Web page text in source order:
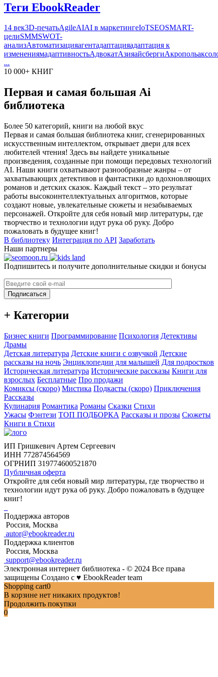
Теги EbookReader
14 век3D-печатьAgileAIAI в маркетингеIoTSEOSMART-
целиSMMSWOT-
анализАвтоматизацияагентадаптацияадаптация к
изменениямадаптивностьАдвокатАзияайсбергиАкрополь
...
10 000+ КНИГ
Первая и самая большая Ai
библиотека
Более 50 категорий, книги на любой вкус
Первая и самая большая библиотека книг, сгенерированных
искусственным интеллектом, открывает двери для всех
любителей чтения! Здесь вы найдете уникальные
произведения, созданные при помощи передовых технологий
AI. Наши книги охватывают разнообразные жанры – от
захватывающих детективов и фантастики до вдохновляющих
романов и детских сказок. Каждый текст – это результат
работы высокоинтеллектуальных алгоритмов, которые
создают новые, увлекательные сюжеты и незабываемых
персонажей. Откройте для себя новый мир литературы, где
творчество и технологии идут рука об руку. Добро
пожаловать в будущее книг!
В библиотеку Интеграция по API Заработать
Наши партнеры
Подпишитесь и получите дополнительные скидки и бонусы
Подписаться
+ Категории
Бизнес книги Программирование Психология Детективы
Драмы
Детская литература Детские книги с озвучкой Детские
рассказы на ночь Энциклопедии для малышей Для подростков
Историческая литература Исторические рассказы Книги для
взрослых Бесплатные Про продажи
Комиксы (скоро) Мистика Подкасты (скоро) Приключения
Рассказы
Кулинария Романтика Романы Сказки Стихи
Ужасы Фэнтези ТОП ПОДБОРКА Рассказы и прозы Сюжеты
Книги в Стихи
ИП Гришкевич Артем Сергеевич
ИНН 772874564569
ОГРНИП 319774600521870
Публичная оферта
Откройте для себя новый мир литературы, где творчество и
технологии идут рука об руку. Добро пожаловать в будущее
книг!
Поддержка авторов
Россия, Москва
autor@ebookreader.ru
Поддержка клиентов
Россия, Москва
support@ebookreader.ru
Электронная интернет библиотека - © 2024 Все права
защищены Создано с ♥ EbookReader team
Shopping cart0
В корзине нет никаких продуктов!
Продолжить покупки
0